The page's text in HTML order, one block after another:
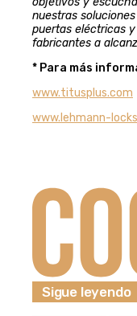
nuestras
puertas eléctricas
fabricantes a
* Para más
www.titusplus.com
www.lehmann-
Sigue leyendo